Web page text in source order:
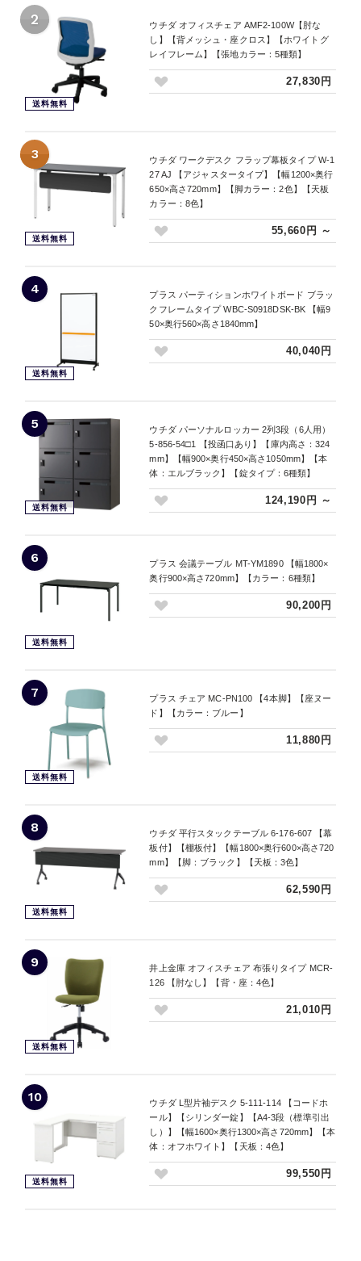
2
送料無料
ウチダ オフィスチェア AMF2-100W【肘な
し】【背メッシュ・座クロス】【ホワイトグ
レイフレーム】【張地カラー：5種類】
27,830円
3
送料無料
ウチダ ワークデスク フラップ幕板タイプ W-1
27 AJ 【アジャスタータイプ】【幅1200×奥行
650×高さ720mm】【脚カラー：2色】【天板
カラー：8色】
55,660円 ～
4
送料無料
プラス パーティションホワイトボード ブラッ
クフレームタイプ WBC-S0918DSK-BK 【幅9
50×奥行560×高さ1840mm】
40,040円
5
送料無料
ウチダ パーソナルロッカー 2列3段（6人用）
5-856-54□1 【投函口あり】【庫内高さ：324
mm】【幅900×奥行450×高さ1050mm】【本
体：エルブラック】【錠タイプ：6種類】
124,190円 ～
6
送料無料
プラス 会議テーブル MT-YM1890 【幅1800×
奥行900×高さ720mm】【カラー：6種類】
90,200円
7
送料無料
プラス チェア MC-PN100 【4本脚】【座ヌー
ド】【カラー：ブルー】
11,880円
8
送料無料
ウチダ 平行スタックテーブル 6-176-607 【幕
板付】【棚板付】【幅1800×奥行600×高さ720
mm】【脚：ブラック】【天板：3色】
62,590円
9
送料無料
井上金庫 オフィスチェア 布張りタイプ MCR-
126 【肘なし】【背・座：4色】
21,010円
10
送料無料
ウチダ L型片袖デスク 5-111-114 【コードホ
ール】【シリンダー錠】【A4-3段（標準引出
し）】【幅1600×奥行1300×高さ720mm】【本
体：オフホワイト】【天板：4色】
99,550円